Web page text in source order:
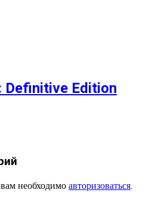
Definitive Edition
необходимо авторизоваться.